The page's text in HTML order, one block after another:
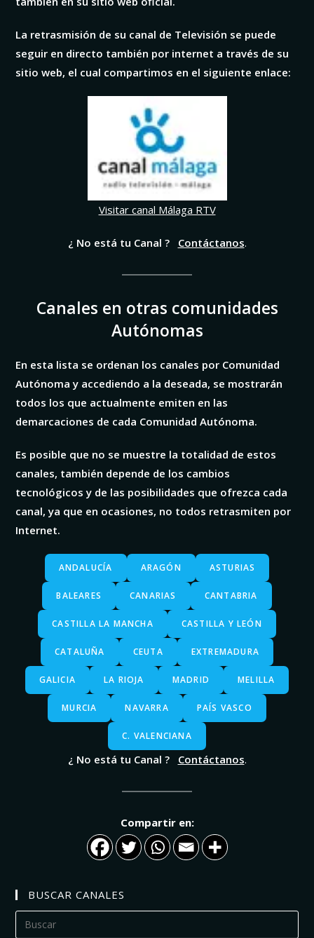
La retrasmisión de su canal de Televisión se puede
seguir en directo también por internet a través de su
sitio web, el cual compartimos en el siguiente enlace:
Visitar canal Málaga RTV
¿ No está tu Canal ? Contáctanos.
Canales en otras comunidades
Autónomas
En esta lista se ordenan los canales por Comunidad
Autónoma y accediendo a la deseada, se mostrarán
todos los que actualmente emiten en las
demarcaciones de cada Comunidad Autónoma.
Es posible que no se muestre la totalidad de estos
canales, también depende de los cambios
tecnológicos y de las posibilidades que ofrezca cada
canal, ya que en ocasiones, no todos retrasmiten por
Internet.
ANDALUCÍA ARAGÓN ASTURIAS
BALEARES CANARIAS CANTABRIA
CASTILLA LA MANCHA CASTILLA Y LEÓN
CATALUÑA CEUTA EXTREMADURA
GALICIA LA RIOJA MADRID MELILLA
MURCIA NAVARRA PAÍS VASCO
C. VALENCIANA
¿ No está tu Canal ? Contáctanos.
Compartir en:
BUSCAR CANALES